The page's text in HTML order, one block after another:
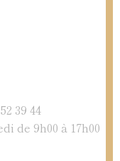
39 44
de 9h00 à 17h00